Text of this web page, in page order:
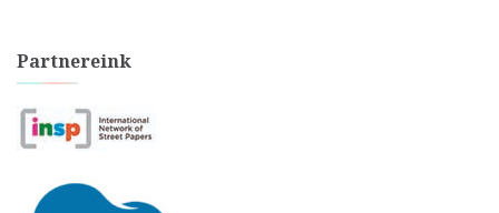
Partnereink